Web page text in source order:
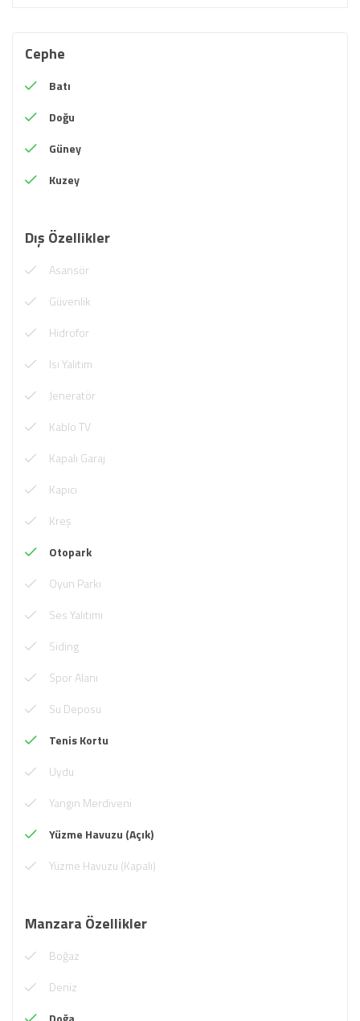
Cephe
Batı
Doğu
Güney
Kuzey
Dış Özellikler
Asansör
Güvenlik
Hidrofor
Isı Yalıtım
Jeneratör
Kablo TV
Kapalı Garaj
Kapıcı
Kreş
Otopark
Oyun Parkı
Ses Yalıtımı
Siding
Spor Alanı
Su Deposu
Tenis Kortu
Uydu
Yangın Merdiveni
Yüzme Havuzu (Açık)
Yüzme Havuzu (Kapalı)
Manzara Özellikler
Boğaz
Deniz